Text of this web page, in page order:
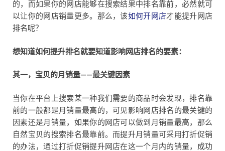
的，而如果你的网店能够在搜索结果中排名靠前，必然就可
以让你的网店销量更多。那么，该如何开网店才能提升网店
排名呢？
想知道如何提升排名就要知道影响网店排名的要素：
其一，宝贝的月销量——最关键因素
当你在平台上搜索某一种我们需要的商品时会发现，排名靠
前的一般都是月销量最高的，可见影响网店排名的最关键的
因素还是月销量，如果你的网店可以做到月销量最高，那么
自然宝贝的搜索排名最靠前。而提升月销量可采用打折促销
的办法，通过打折促销提升网店在这一个月内的销量，成功